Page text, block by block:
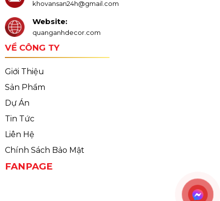
khovansan24h@gmail.com
Website:
quanganhdecor.com
VỀ CÔNG TY
Giới Thiệu
Sản Phẩm
Dự Án
Tin Tức
Liên Hệ
Chính Sách Bảo Mật
FANPAGE